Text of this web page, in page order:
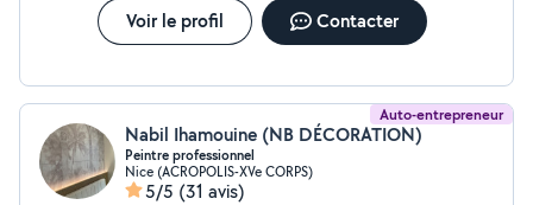
Voir le profil Contacter
Auto-entrepreneur
Nabil Ihamouine (NB DÉCORATION)
Peintre professionnel
Nice (ACROPOLIS-XVe CORPS)
5/5 (31 avis)